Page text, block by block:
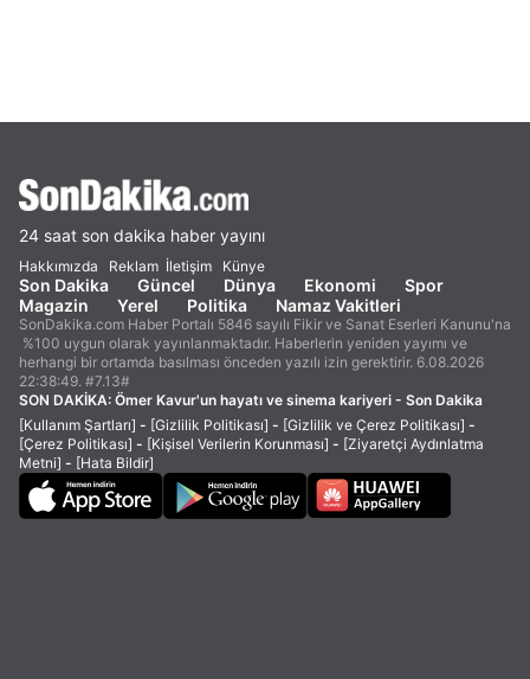
24 saat son dakika haber yayını
Hakkımızda Reklam İletişim Künye
Son Dakika Güncel Dünya Ekonomi
Spor
Magazin
Yerel Politika Namaz Vakitleri
SonDakika.com Haber Portalı 5846 sayılı Fikir ve Sanat Eserleri Kanunu'na
%100 uygun olarak yayınlanmaktadır. Haberlerin yeniden yayımı ve
herhangi bir ortamda basılması önceden yazılı izin gerektirir. 6.08.2026
22:38:49. #7.13#
SON DAKİKA: Ömer Kavur'un hayatı ve sinema kariyeri - Son Dakika
[Kullanım Şartları] - [Gizlilik Politikası] - [Gizlilik ve Çerez Politikası] -
[Çerez Politikası] - [Kişisel Verilerin Korunması] - [Ziyaretçi Aydınlatma
Metni] - [Hata Bildir]